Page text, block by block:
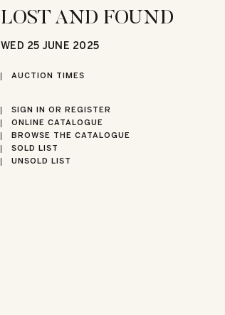
LOST AND FOUND
WED 25 JUNE 2025
AUCTION TIMES
SIGN IN OR REGISTER
ONLINE CATALOGUE
BROWSE THE CATALOGUE
SOLD LIST
UNSOLD LIST